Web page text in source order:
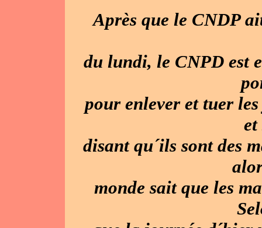
Après que le CNDP
du lundi, le CNPD est
pour enlever et tuer
et
disant qu´ils sont des
monde sait que les